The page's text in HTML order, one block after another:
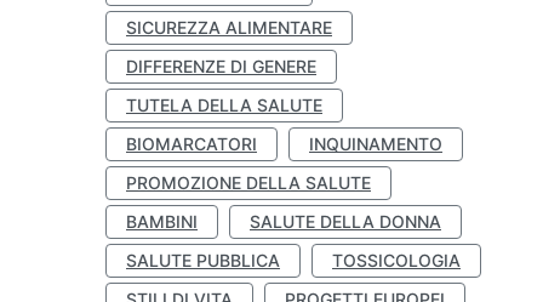
SICUREZZA ALIMENTARE
DIFFERENZE DI GENERE
TUTELA DELLA SALUTE
BIOMARCATORI
INQUINAMENTO
PROMOZIONE DELLA SALUTE
BAMBINI
SALUTE DELLA DONNA
SALUTE PUBBLICA
TOSSICOLOGIA